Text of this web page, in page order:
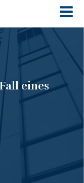
eines